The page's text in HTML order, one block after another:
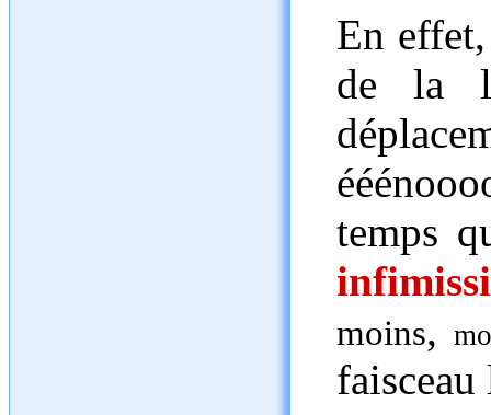
En
de la
temps
moins,
faisceau